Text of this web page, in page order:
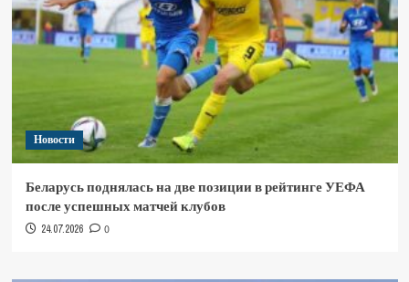
Новости
Беларусь поднялась на две позиции в рейтинге УЕФА
после успешных матчей клубов
24.07.2026 0